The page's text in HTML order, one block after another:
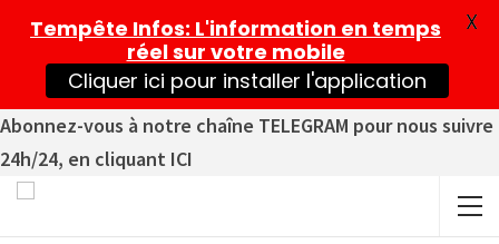
Abonnez-vous à notre chaîne TELEGRAM pour nous suivre
24h/24, en cliquant ICI
Tempête Infos: L'information en temps
réel sur votre mobile
Cliquer ici pour installer l'application
X